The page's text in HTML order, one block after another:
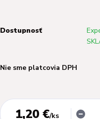
Dostupnosť
Nie sme platcovia DPH
1,20 €/ks